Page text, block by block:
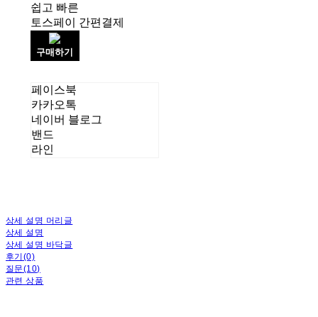
쉽고 빠른
토스페이 간편결제
구매하기
페이스북
카카오톡
네이버 블로그
밴드
라인
상세 설명 머리글
상세 설명
상세 설명 바닥글
후기(0)
질문(10)
관련 상품